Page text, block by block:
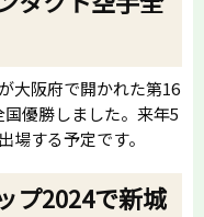
大阪府で開かれた第16
優勝しました。来年5
場する予定です。
プ2024で新城